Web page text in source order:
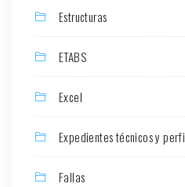
Estructuras
ETABS
Excel
Expedientes técnicos y
Fallas